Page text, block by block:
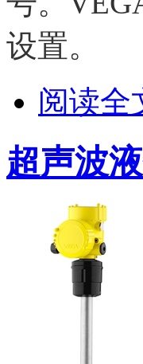
设置。
阅读全
超声波